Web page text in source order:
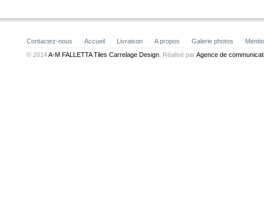
Contactez-nous Accueil Livraison A propos Galerie photos
© 2014A-M FALLETTA Tiles Carrelage Design, Réalisé parAgence de